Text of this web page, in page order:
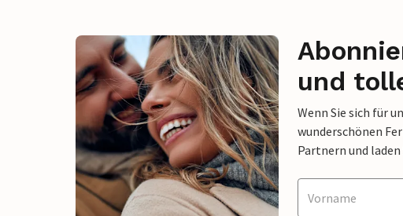
und
Wenn Sie sich für
wunderschönen
Partnern und